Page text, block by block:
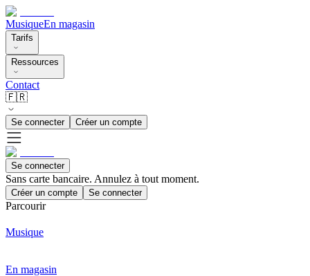
MusiqueEn magasin
Tarifs
Ressources
Contact
🇫🇷
Se connecter Créer un compte
Se connecter
Sans carte bancaire. Annulez à tout moment.
Créer un compte Se connecter
Parcourir
Musique
En magasin